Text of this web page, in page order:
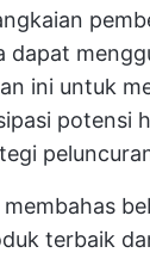
dapat
ini untuk
potensi
terbaik